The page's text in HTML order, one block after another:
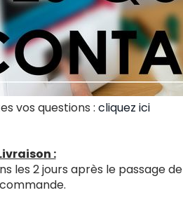
vos questions : cliquez ici
:
les 2 jours après le passage de